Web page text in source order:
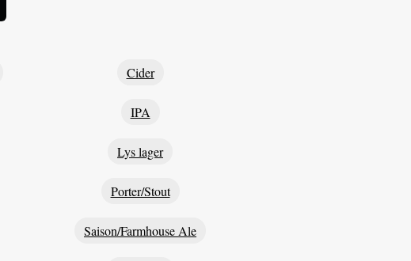
Cider
IPA
Lys lager
Porter/Stout
Saison/Farmhouse Ale